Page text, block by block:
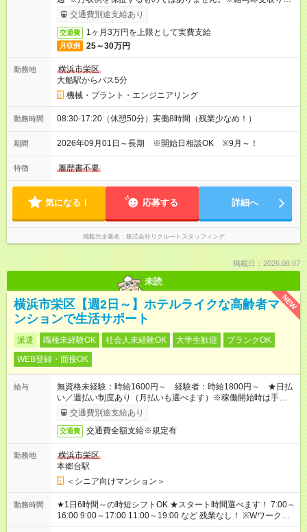
ービス利用可（利用条件有）
交通費別途支給あり
交通費 1ヶ月3万円を上限として実費支給
月収例 25～30万円
勤務地
横浜市栄区
大船駅からバス5分
機械・プラント・エンジニアリング
勤務時間 08:30-17:20（休憩50分）実働8時間（残業少なめ！）
期間 2026年09月01日～長期 ※開始日相談OK ※9月～！
特徴 履歴書不要
気になる！ 応募する 詳細へ
掲載元企業名 株式会社リクルートスタッフィング
掲載日：2026.08.07
未読
NEW
横浜市栄区【週2日～】ホテルライクな高齢者マ
ンションで生活サポート
派遣 職種未経験OK 社会人未経験OK 大学生歓迎
ブランクOK
WEB登録・面接OK
給与
無資格未経験：時給1600円～ 経験者：時給1800円～ ★日払
い／週払い制度あり（月払いも選べます）※稼働開始時は手続き
完了次第のお支払いとなります。
交通費別途支給あり
交通費 交通費全額支給※規定有
勤務地
横浜市栄区
本郷台駅
＜シニア向けマンション＞
勤務時間
★1日6時間～の時短シフトOK ★スタート時間選べます！ 7:00～
16:00 9:00～17:00 11:00～19:00 など 残業なし！ ※Wワークの
場合、他のお仕事と合わせ週40時間超の就業はご案内できませ